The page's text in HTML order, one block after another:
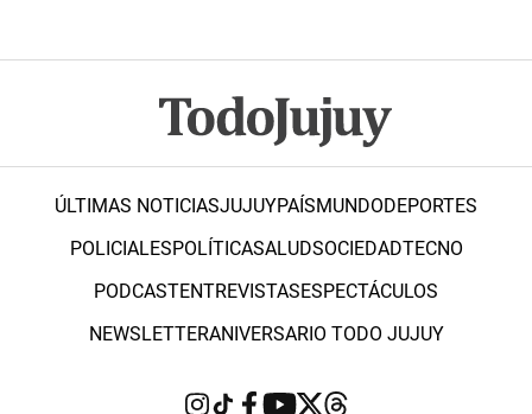
ÚLTIMAS NOTICIASJUJUYPAÍSMUNDODEPORTES
POLICIALESPOLÍTICASALUDSOCIEDADTECNO
PODCASTENTREVISTASESPECTÁCULOS
NEWSLETTERANIVERSARIO TODO JUJUY